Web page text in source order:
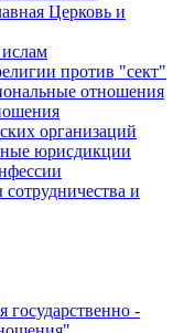
Церковь и
против "сект"
отношения
организаций
юрисдикции
и
-